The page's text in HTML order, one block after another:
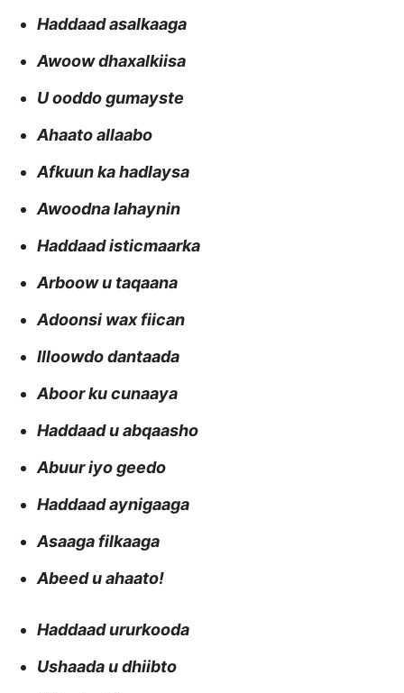
Haddaad asalkaaga
Awoow dhaxalkiisa
U ooddo gumayste
Ahaato allaabo
Afkuun ka hadlaysa
Awoodna lahaynin
Haddaad isticmaarka
Arboow u taqaana
Adoonsi wax fiican
Illoowdo dantaada
Aboor ku cunaaya
Haddaad u abqaasho
Abuur iyo geedo
Haddaad aynigaaga
Asaaga filkaaga
Abeed u ahaato!
Haddaad ururkooda
Ushaada u dhiibto